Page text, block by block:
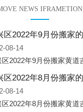
NEWS IFRAMETION
08-14
08-14